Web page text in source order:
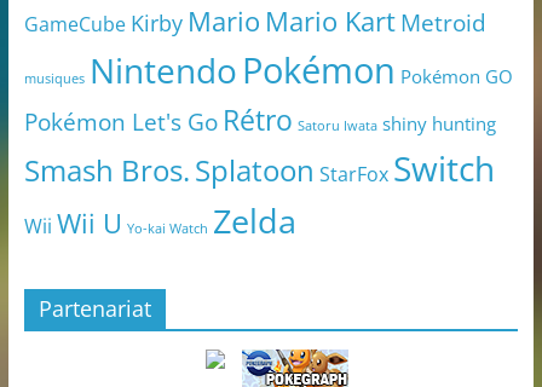
GameCube Kirby Mario Mario KartMetroid
musiques NintendoPokémon Pokémon GO
Pokémon Let's Go Rétro Satoru Iwata shiny hunting
Smash Bros.Splatoon StarFox Switch
Wii Wii U Yo-kai Watch Zelda
Partenariat